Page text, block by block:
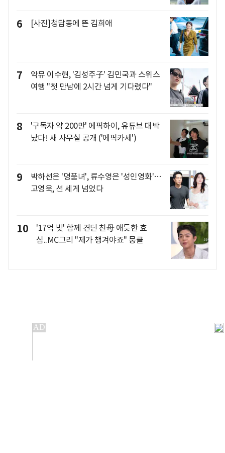
6 [사진]청담동에 뜬 김희애
7
악뮤 이수현, '김성주子' 김민국과 스위스
여행 "첫 만남에 2시간 넘게 기다렸다"
8
'구독자 약 200만' 에픽하이, 유튜브 대박
났다! 새 사무실 공개 ('에픽카세')
9
박하선은 '명품녀', 류수영은 '성인영화'…
고영욱, 선 세게 넘었다
10
'17억 빚' 함께 견딘 친母 애틋한 효
심..MC그리 "제가 챙겨야죠" 뭉클